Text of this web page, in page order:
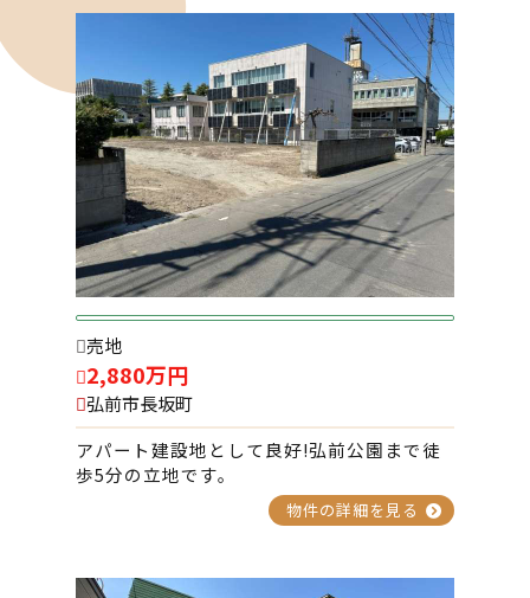
2026-02-06
宮川パーキング №1
2026-01-21
山崎 齊藤住宅 6号
2026-01-19
小比内住宅 B棟
2026-01-19
メゾン・サンセットⅡ 202号室
売地
2,880万円
弘前市長坂町
アパート建設地として良好!弘前公園まで徒
歩5分の立地です。
物件の詳細を見る